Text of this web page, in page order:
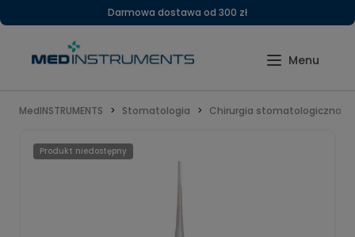
Darmowa dostawa od 300 zł
MedINSTRUMENTS Stomatologia Chirurgia stomatologiczna
Produkt niedostępny